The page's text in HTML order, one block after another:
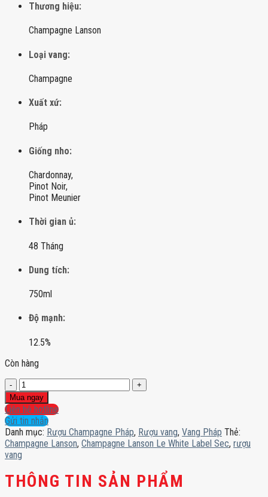
Thương hiệu:
Champagne Lanson
Loại vang:
Champagne
Xuất xứ:
Pháp
Giống nho:
Chardonnay,
Pinot Noir,
Pinot Meunier
Thời gian ủ:
48 Tháng
Dung tích:
750ml
Độ mạnh:
12.5%
Còn hàng
Champagne
Lanson
Le
White
Label
Sec
số
lượng
Mua ngay
Liên hệ hotline
Gửi tin nhắn
Danh mục: Rượu Champagne Pháp, Rượu vang, Vang Pháp Thẻ:
Champagne Lanson, Champagne Lanson Le White Label Sec, rượu
vang
THÔNG TIN SẢN PHẨM